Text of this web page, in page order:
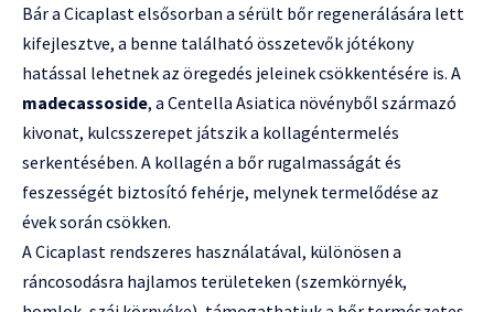
Bár a Cicaplast elsősorban a sérült bőr regenerálására lett
kifejlesztve, a benne található összetevők jótékony
hatással lehetnek az öregedés jeleinek csökkentésére is. A
madecassoside, a Centella Asiatica növényből származó
kivonat, kulcsszerepet játszik a kollagéntermelés
serkentésében. A kollagén a bőr rugalmasságát és
feszességét biztosító fehérje, melynek termelődése az
évek során csökken.
A Cicaplast rendszeres használatával, különösen a
ráncosodásra hajlamos területeken (szemkörnyék,